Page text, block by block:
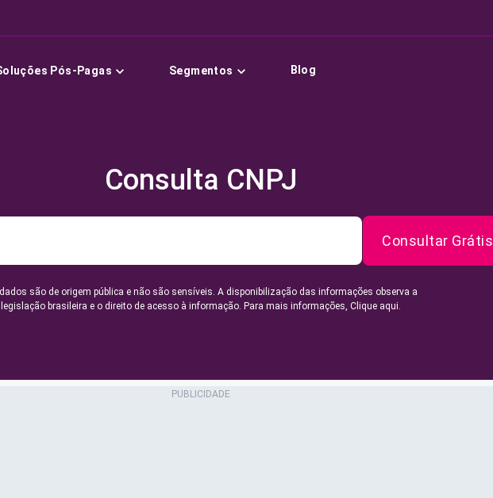
Pós-Pagas Segmentos Blog
Consulta CNPJ
Consultar Grátis
são de origem pública e não são sensíveis. A disponibilização das informações observa a
legislação brasileira e o direito de acesso à informação. Para mais informações, Clique aqui.